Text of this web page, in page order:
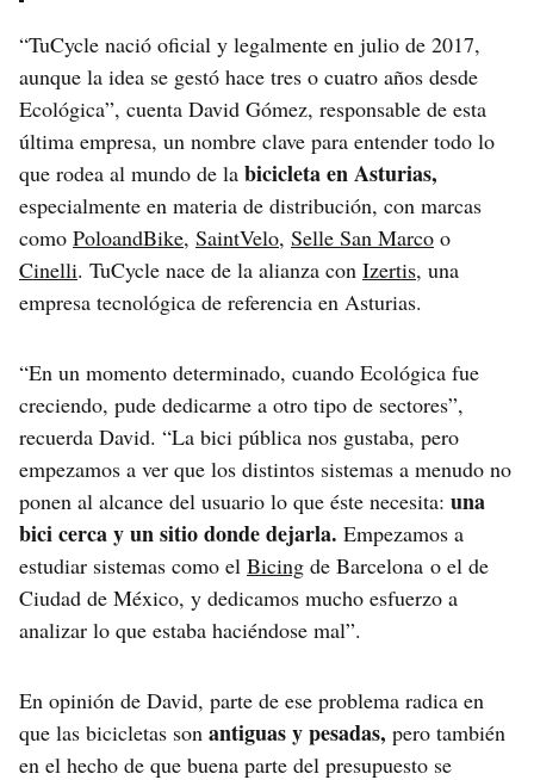
“TuCycle nació oficial y legalmente en julio de 2017,
aunque la idea se gestó hace tres o cuatro años desde
Ecológica”, cuenta David Gómez, responsable de esta
última empresa, un nombre clave para entender todo lo
que rodea al mundo de la bicicleta en Asturias,
especialmente en materia de distribución, con marcas
como PoloandBike, SaintVelo, Selle San Marco o
Cinelli. TuCycle nace de la alianza con Izertis, una
empresa tecnológica de referencia en Asturias.
“En un momento determinado, cuando Ecológica fue
creciendo, pude dedicarme a otro tipo de sectores”,
recuerda David. “La bici pública nos gustaba, pero
empezamos a ver que los distintos sistemas a menudo no
ponen al alcance del usuario lo que éste necesita: una
bici cerca y un sitio donde dejarla. Empezamos a
estudiar sistemas como el Bicing de Barcelona o el de
Ciudad de México, y dedicamos mucho esfuerzo a
analizar lo que estaba haciéndose mal”.
En opinión de David, parte de ese problema radica en
que las bicicletas son antiguas y pesadas, pero también
en el hecho de que buena parte del presupuesto se